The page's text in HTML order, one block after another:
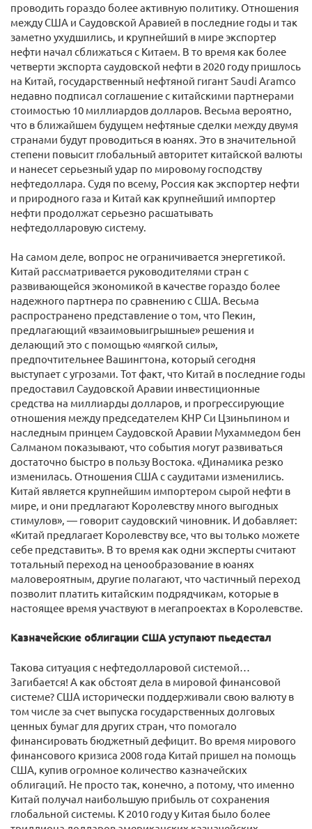
проводить гораздо более активную политику. Отношения
между США и Саудовской Аравией в последние годы и так
заметно ухудшились, и крупнейший в мире экспортер
нефти начал сближаться с Китаем. В то время как более
четверти экспорта саудовской нефти в 2020 году пришлось
на Китай, государственный нефтяной гигант Saudi Aramco
недавно подписал соглашение с китайскими партнерами
стоимостью 10 миллиардов долларов. Весьма вероятно,
что в ближайшем будущем нефтяные сделки между двумя
странами будут проводиться в юанях. Это в значительной
степени повысит глобальный авторитет китайской валюты
и нанесет серьезный удар по мировому господству
нефтедоллара. Судя по всему, Россия как экспортер нефти
и природного газа и Китай как крупнейший импортер
нефти продолжат серьезно расшатывать
нефтедолларовую систему.
На самом деле, вопрос не ограничивается энергетикой.
Китай рассматривается руководителями стран с
развивающейся экономикой в качестве гораздо более
надежного партнера по сравнению с США. Весьма
распространено представление о том, что Пекин,
предлагающий «взаимовыигрышные» решения и
делающий это с помощью «мягкой силы»,
предпочтительнее Вашингтона, который сегодня
выступает с угрозами. Тот факт, что Китай в последние годы
предоставил Саудовской Аравии инвестиционные
средства на миллиарды долларов, и прогрессирующие
отношения между председателем КНР Си Цзиньпином и
наследным принцем Саудовской Аравии Мухаммедом бен
Салманом показывают, что события могут развиваться
достаточно быстро в пользу Востока. «Динамика резко
изменилась. Отношения США с саудитами изменились.
Китай является крупнейшим импортером сырой нефти в
мире, и они предлагают Королевству много выгодных
стимулов», — говорит саудовский чиновник. И добавляет:
«Китай предлагает Королевству все, что вы только можете
себе представить». В то время как одни эксперты считают
тотальный переход на ценообразование в юанях
маловероятным, другие полагают, что частичный переход
позволит платить китайским подрядчикам, которые в
настоящее время участвуют в мегапроектах в Королевстве.
Казначейские облигации США уступают пьедестал
Такова ситуация с нефтедолларовой системой…
Загибается! А как обстоят дела в мировой финансовой
системе? США исторически поддерживали свою валюту в
том числе за счет выпуска государственных долговых
ценных бумаг для других стран, что помогало
финансировать бюджетный дефицит. Во время мирового
финансового кризиса 2008 года Китай пришел на помощь
США, купив огромное количество казначейских
облигаций. Не просто так, конечно, а потому, что именно
Китай получал наибольшую прибыль от сохранения
глобальной системы. К 2010 году у Китая было более